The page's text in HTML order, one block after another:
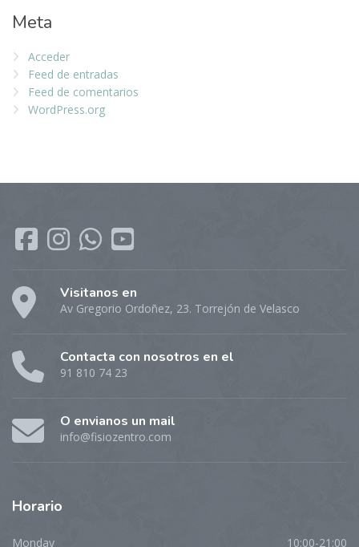
Meta
Acceder
Feed de entradas
Feed de comentarios
WordPress.org
Visitanos en
Av Gregorio Ordoñez, 23. Torrejón de Velasco
Contacta con nosotros en el
91 810 74 23
O envianos un mail
info@fisiozentro.com
Horario
Monday 10:00-21:00